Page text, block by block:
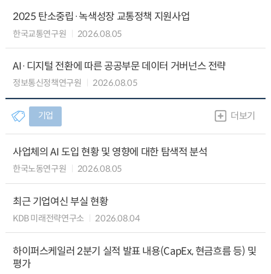
2025 탄소중립·녹색성장 교통정책 지원사업
한국교통연구원 2026.08.05
AI·디지털 전환에 따른 공공부문 데이터 거버넌스 전략
정보통신정책연구원 2026.08.05
기업 더보기
사업체의 AI 도입 현황 및 영향에 대한 탐색적 분석
한국노동연구원 2026.08.05
최근 기업여신 부실 현황
KDB 미래전략연구소 2026.08.04
하이퍼스케일러 2분기 실적 발표 내용(CapEx, 현금흐름 등) 및
평가